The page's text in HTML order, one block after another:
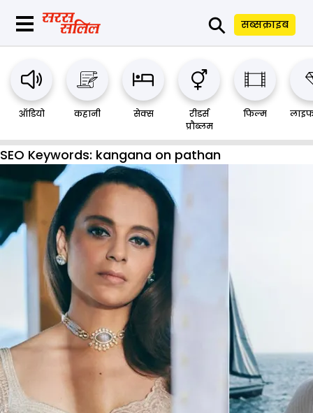
⚲ सब्सक्राइब
ऑडियो कहानी सेक्स
रीडर्स
प्रौब्लम
फिल्म
SEO Keywords: kangana on pathan